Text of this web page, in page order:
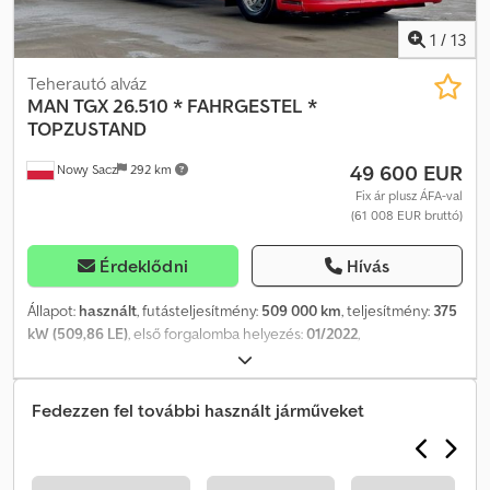
dokumentáció, 1 tulajdonos Kitűnő műszaki és vizuális állapot. 3
azonos jármű eladó. 520 – 590 ezer kilométer
1 / 13
Nowy Sacz 292 km
Teherautó alváz
MAN TGX 26.510 * FAHRGESTEL *
TOPZUSTAND
49 600 EUR
Fix ár plusz ÁFA-val
(61 008 EUR bruttó)
Érdeklődni Hívás
Állapot: használt, futásteljesítmény: 509 000 km, teljesítmény: 375
kW (509,86 LE), első forgalomba helyezés:01/2022,
, össztömeg:
3 tengely, szín:piros, hajtástípus:automata, kibocsátási osztály:
Euro 4
, Gyártási év: 2022 , Felszereltség:ABS, daru,
, MAN TGX 26.510 Dedpjykx N Dofx Ag Nsck
ALVÁZ BALESETMENTES JÓ ÁLLAPOTBAN! ? GYÁRTÁSI ÉV: 2022 ?
FUTÁSTELJESÍTMÉNY: 509 000 km FELSZERELTSÉG: ? ABS ?
Fedezzen fel további használt járműveket